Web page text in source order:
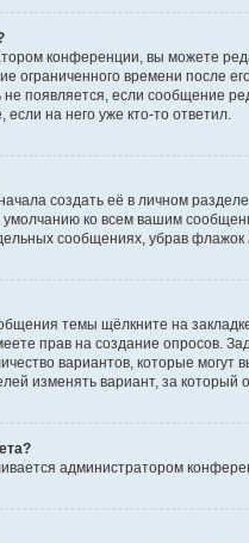
конференции, вы можете
ограниченного времени после
появляется, если сообщение
на него уже кто-то ответил.
создать её в личном
ко всем вашим
сообщениях, убрав флажок
темы щёлкните на
прав на создание опросов.
вариантов, которые
изменять вариант, за который
администратором